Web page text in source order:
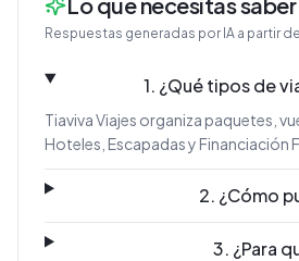
Respuestas generadas por IA a partir
1. ¿Qué tipos de
Tiaviva Viajes organiza paquetes,
Hoteles, Escapadas y Financiación
2. ¿Cómo
3. ¿Para